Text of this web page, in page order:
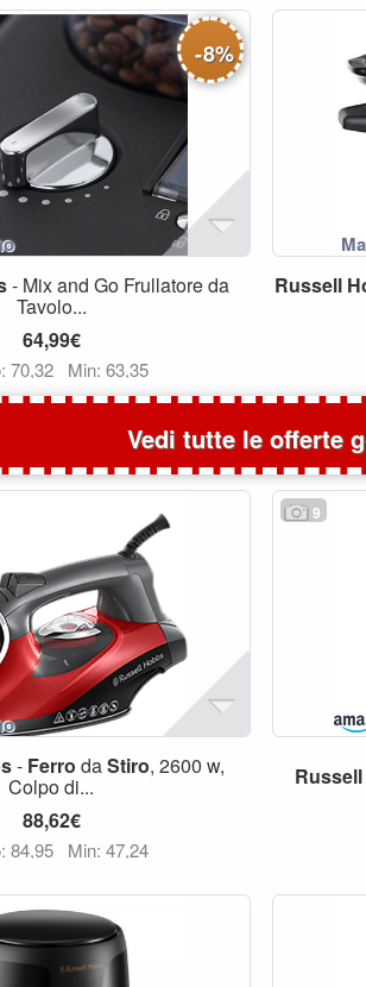
-8%
- Mix and Go Frullatore da
Tavolo...
64,99€
70,32 Min: 63,35
Russell
Vedi tutte le offerte
- Ferro daStiro, 2600 w,
Colpo di...
88,62€
84,95 Min: 47,24
9
Russell